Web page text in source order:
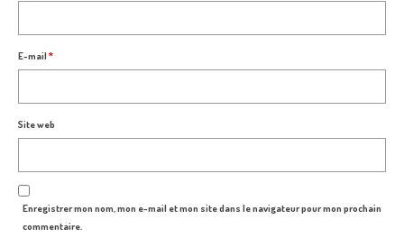
E-mail*
Site web
Enregistrer mon nom, mon e-mail et mon site dans le navigateur pour mon prochain
commentaire.